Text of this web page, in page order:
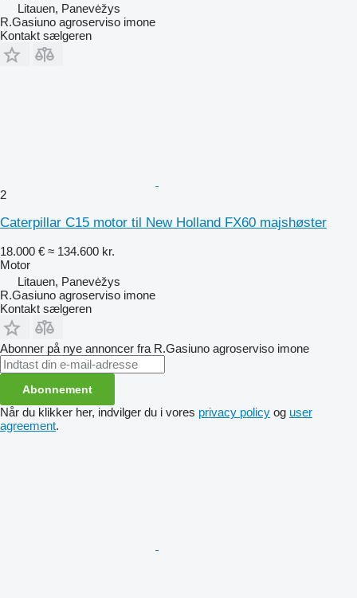
Litauen, Panevėžys
R.Gasiuno agroserviso imone
Kontakt sælgeren
2
Caterpillar C15 motor til New Holland FX60 majshøster
18.000 € ≈ 134.600 kr.
Motor
Litauen, Panevėžys
R.Gasiuno agroserviso imone
Kontakt sælgeren
Abonner på nye annoncer fra R.Gasiuno agroserviso imone
Abonnement
Når du klikker her, indvilger du i vores privacy policy og user
agreement.